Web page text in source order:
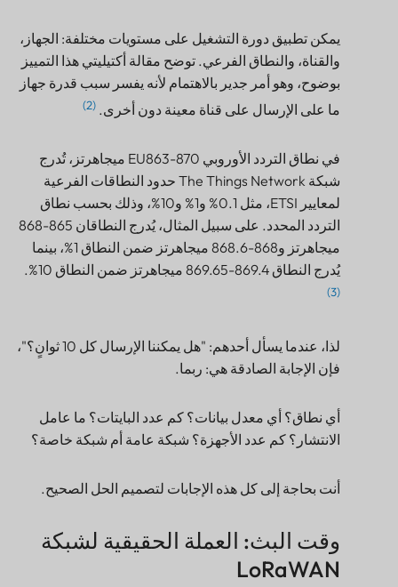
يمكن تطبيق دورة التشغيل على مستويات مختلفة: الجهاز،
والقناة، والنطاق الفرعي. توضح مقالة أكتيليتي هذا التمييز
بوضوح، وهو أمر جدير بالاهتمام لأنه يفسر سبب قدرة جهاز
ما على الإرسال على قناة معينة دون أخرى. (2)
في نطاق التردد الأوروبي EU863-870 ميجاهرتز، تُدرج
شبكة The Things Network حدود النطاقات الفرعية
لمعايير ETSI، مثل 0.1% و1% و10%، وذلك بحسب نطاق
التردد المحدد. على سبيل المثال، يُدرج النطاقان 865-868
ميجاهرتز و868-868.6 ميجاهرتز ضمن النطاق 1%، بينما
يُدرج النطاق 869.4-869.65 ميجاهرتز ضمن النطاق 10%.
(3)
لذا، عندما يسأل أحدهم: "هل يمكننا الإرسال كل 10 ثوانٍ؟"،
فإن الإجابة الصادقة هي: ربما.
أي نطاق؟ أي معدل بيانات؟ كم عدد البايتات؟ ما عامل
الانتشار؟ كم عدد الأجهزة؟ شبكة عامة أم شبكة خاصة؟
أنت بحاجة إلى كل هذه الإجابات لتصميم الحل الصحيح.
وقت البث: العملة الحقيقية لشبكة
LoRaWAN